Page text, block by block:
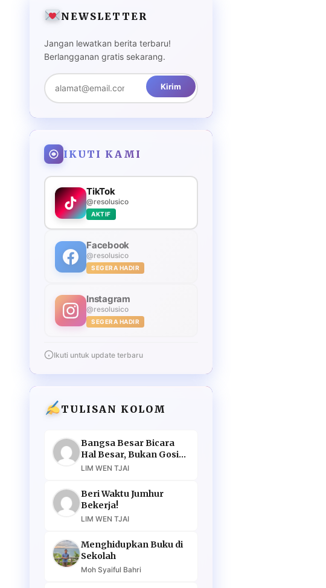
NEWSLETTER
Jangan lewatkan berita terbaru!
Berlangganan gratis sekarang.
Kirim
IKUTI KAMI
TikTok
@resolusico
AKTIF
Facebook
@resolusico
SEGERA HADIR
Instagram
@resolusico
SEGERA HADIR
Ikuti untuk update terbaru
TULISAN KOLOM
Bangsa Besar Bicara
Hal Besar, Bukan Gosip
Murahan
LIM WEN TJAI
Beri Waktu Jumhur
Bekerja!
LIM WEN TJAI
Menghidupkan Buku di
Sekolah
Moh Syaiful Bahri